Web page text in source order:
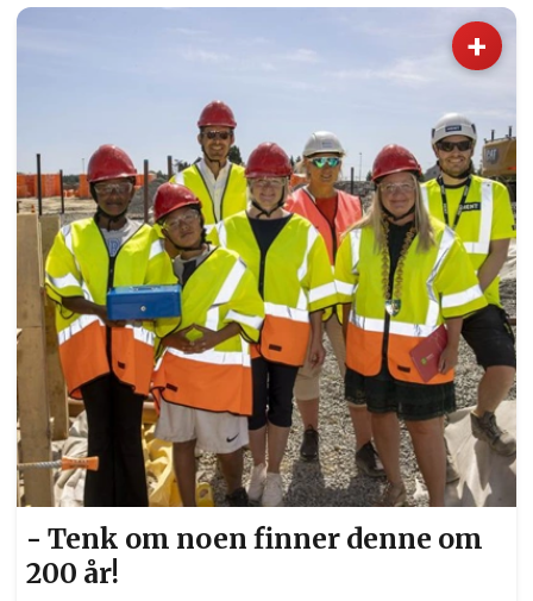
Kunne det går bra?
+
- Tenk om noen finner denne om
200 år!